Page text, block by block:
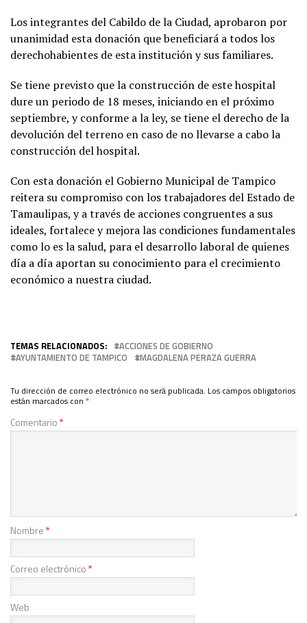
Los integrantes del Cabildo de la Ciudad, aprobaron por
unanimidad esta donación que beneficiará a todos los
derechohabientes de esta institución y sus familiares.
Se tiene previsto que la construcción de este hospital
dure un periodo de 18 meses, iniciando en el próximo
septiembre, y conforme a la ley, se tiene el derecho de la
devolución del terreno en caso de no llevarse a cabo la
construcción del hospital.
Con esta donación el Gobierno Municipal de Tampico
reitera su compromiso con los trabajadores del Estado de
Tamaulipas, y a través de acciones congruentes a sus
ideales, fortalece y mejora las condiciones fundamentales
como lo es la salud, para el desarrollo laboral de quienes
día a día aportan su conocimiento para el crecimiento
económico a nuestra ciudad.
TEMAS RELACIONADOS:
ACCIONES DE GOBIERNO
AYUNTAMIENTO DE TAMPICO
MAGDALENA PERAZA GUERRA
Tu dirección de correo electrónico no será publicada. Los campos obligatorios
están marcados con *
Comentario*
Nombre*
Correo electrónico*
Web